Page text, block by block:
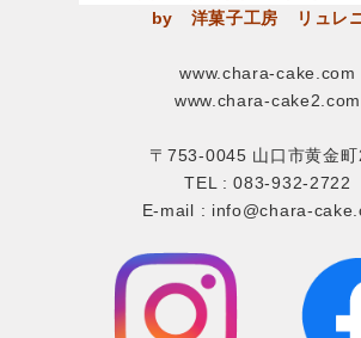
by 洋菓子工房 リュレ
www.chara-cake.com
www.chara-cake2.com
〒753-0045 山口市黄金町
TEL : 083-932-2722
E-mail : info@chara-